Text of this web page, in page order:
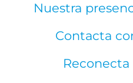
Nuestra
Contacta